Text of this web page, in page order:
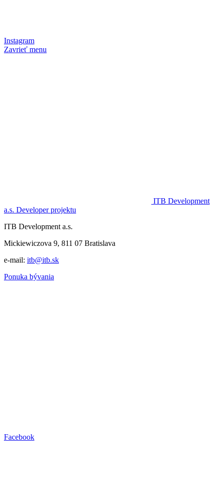
Instagram
Zavrieť menu
ITB Development
a.s. Developer projektu
ITB Development a.s.
Mickiewiczova 9, 811 07 Bratislava
e-mail: itb@itb.sk
Ponuka bývania
Facebook